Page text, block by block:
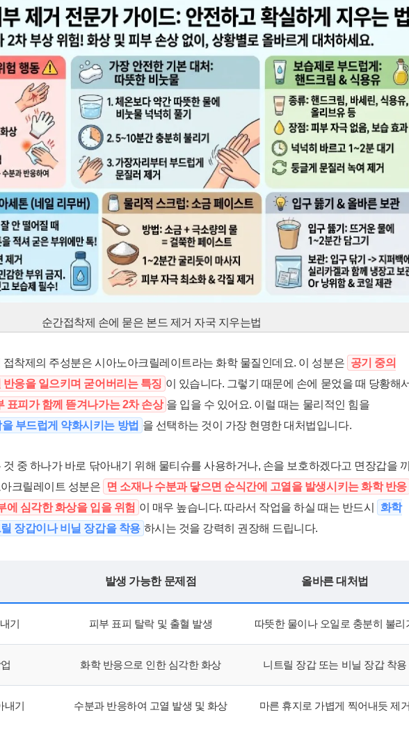
순간접착제 손에 묻은 본드 제거 자국 지우는법
착제의 주성분은 시아노아크릴레이트라는 화학 물질인데요. 이 성분은 공기 중의
응을 일으키며 굳어버리는 특징 이 있습니다. 그렇기 때문에 손에 묻었을 때 당황해
표피가 함께 뜯겨나가는 2차 손상 을 입을 수 있어요. 이럴 때는 물리적인 힘을
부드럽게 약화시키는 방법 을 선택하는 것이 가장 현명한 대처법입니다.
중 하나가 바로 닦아내기 위해 물티슈를 사용하거나, 손을 보호하겠다고 면장갑을
크릴레이트 성분은
면 소재나 수분과 닿으면 순식간에 고열을 발생시키는 화학 반응
에 심각한 화상을 입을 위험 이 매우 높습니다. 따라서 작업을 하실 때는 반드시
화학
장갑이나 비닐 장갑을 착용 하시는 것을 강력히 권장해 드립니다.
발생 가능한 문제점 올바른 대처법
기 피부 표피 탈락 및 출혈 발생 따뜻한 물이나 오일로 충분히 불리
화학 반응으로 인한 심각한 화상 니트릴 장갑 또는 비닐 장갑 착용
내기 수분과 반응하여 고열 발생 및 화상 마른 휴지로 가볍게 찍어내듯 제